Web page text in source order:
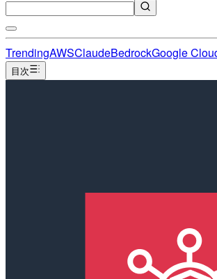
TrendingAWSClaudeBedrockGoogle
目次